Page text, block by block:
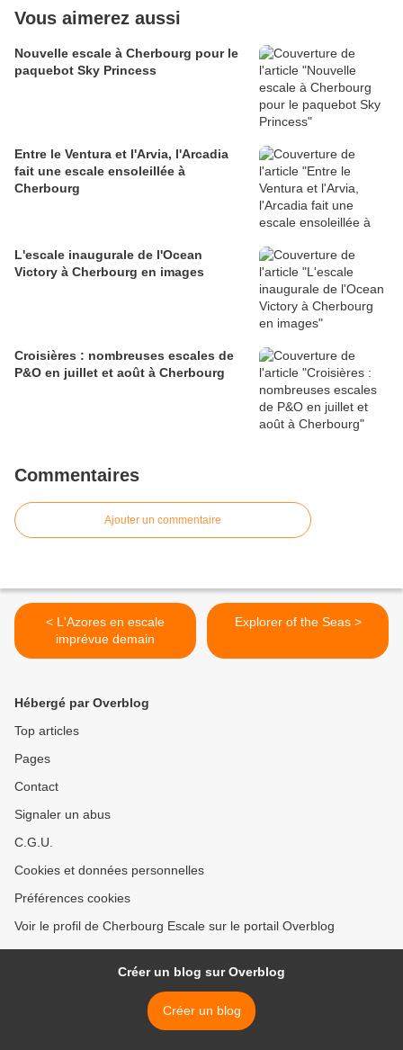
Vous aimerez aussi
Nouvelle escale à Cherbourg pour le
paquebot Sky Princess
Entre le Ventura et l'Arvia, l'Arcadia
fait une escale ensoleillée à
Cherbourg
L'escale inaugurale de l'Ocean
Victory à Cherbourg en images
Croisières : nombreuses escales de
P&O en juillet et août à Cherbourg
Commentaires
Ajouter un commentaire
< L'Azores en escale
imprévue demain
Explorer of the Seas >
Hébergé par Overblog
Top articles
Pages
Contact
Signaler un abus
C.G.U.
Cookies et données personnelles
Préférences cookies
Voir le profil de Cherbourg Escale sur le portail Overblog
Créer un blog sur Overblog
Créer un blog